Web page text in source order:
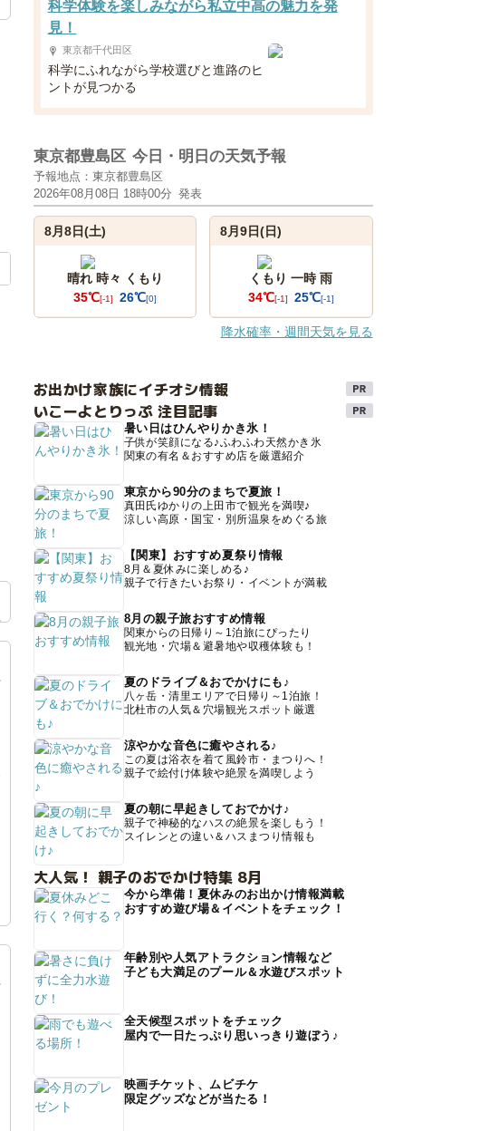
科学体験を楽しみながら私立中高の魅力を発
見！
東京都千代田区
科学にふれながら学校選びと進路のヒ
ントが見つかる
東京都豊島区 今日・明日の天気予報
予報地点：東京都豊島区
2026年08月08日 18時00分 発表
8月8日(土)
晴れ 時々 くもり
35℃[-1] 26℃[0]
8月9日(日)
くもり 一時 雨
34℃[-1] 25℃[-1]
降水確率・週間天気を見る
お出かけ家族にイチオシ情報
いこーよとりっぷ 注目記事
暑い日はひんやりかき氷！
子供が笑顔になる♪ふわふわ天然かき氷
関東の有名＆おすすめ店を厳選紹介
東京から90分のまちで夏旅！
真田氏ゆかりの上田市で観光を満喫♪
涼しい高原・国宝・別所温泉をめぐる旅
【関東】おすすめ夏祭り情報
8月＆夏休みに楽しめる♪
親子で行きたいお祭り・イベントが満載
8月の親子旅おすすめ情報
関東からの日帰り～1泊旅にぴったり
観光地・穴場＆避暑地や収穫体験も！
夏のドライブ＆おでかけにも♪
八ヶ岳・清里エリアで日帰り～1泊旅！
北杜市の人気＆穴場観光スポット厳選
涼やかな音色に癒やされる♪
この夏は浴衣を着て風鈴市・まつりへ！
親子で絵付け体験や絶景を満喫しよう
夏の朝に早起きしておでかけ♪
親子で神秘的なハスの絶景を楽しもう！
スイレンとの違い＆ハスまつり情報も
大人気！ 親子のおでかけ特集 8月
今から準備！夏休みのお出かけ情報満載
おすすめ遊び場＆イベントをチェック！
年齢別や人気アトラクション情報など
子ども大満足のプール＆水遊びスポット
全天候型スポットをチェック
屋内で一日たっぷり思いっきり遊ぼう♪
映画チケット、ムビチケ
限定グッズなどが当たる！